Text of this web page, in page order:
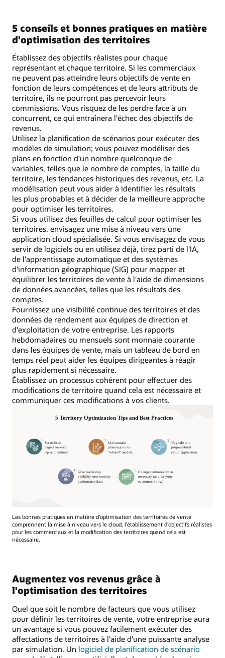
5 conseils et bonnes pratiques en matière
d'optimisation des territoires
Établissez des objectifs réalistes pour chaque
représentant et chaque territoire. Si les commerciaux
ne peuvent pas atteindre leurs objectifs de vente en
fonction de leurs compétences et de leurs attributs de
territoire, ils ne pourront pas percevoir leurs
commissions. Vous risquez de les perdre face à un
concurrent, ce qui entraînera l'échec des objectifs de
revenus.
Utilisez la planification de scénarios pour exécuter des
modèles de simulation; vous pouvez modéliser des
plans en fonction d'un nombre quelconque de
variables, telles que le nombre de comptes, la taille du
territoire, les tendances historiques des revenus, etc. La
modélisation peut vous aider à identifier les résultats
les plus probables et à décider de la meilleure approche
pour optimiser les territoires.
Si vous utilisez des feuilles de calcul pour optimiser les
territoires, envisagez une mise à niveau vers une
application cloud spécialisée. Si vous envisagez de vous
servir de logiciels ou en utilisez déjà, tirez parti de l'IA,
de l'apprentissage automatique et des systèmes
d'information géographique (SIG) pour mapper et
équilibrer les territoires de vente à l'aide de dimensions
de données avancées, telles que les résultats des
comptes.
Fournissez une visibilité continue des territoires et des
données de rendement aux équipes de direction et
d'exploitation de votre entreprise. Les rapports
hebdomadaires ou mensuels sont monnaie courante
dans les équipes de vente, mais un tableau de bord en
temps réel peut aider les équipes dirigeantes à réagir
plus rapidement si nécessaire.
Établissez un processus cohérent pour effectuer des
modifications de territoire quand cela est nécessaire et
communiquer ces modifications à vos clients.
Les bonnes pratiques en matière d'optimisation des territoires de vente
comprennent la mise à niveau vers le cloud, l'établissement d'objectifs réalistes
pour les commerciaux et la modification des territoires quand cela est
nécessaire.
Augmentez vos revenus grâce à
l'optimisation des territoires
Quel que soit le nombre de facteurs que vous utilisez
pour définir les territoires de vente, votre entreprise aura
un avantage si vous pouvez facilement exécuter des
affectations de territoires à l'aide d'une puissante analyse
par simulation. Un logiciel de planification de scénario